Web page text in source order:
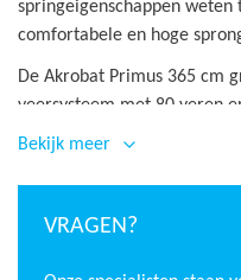
springeigenschappen weten
comfortabele en hoge
De Akrobat Primus 365 cm
veersysteem met 80 veren
heeft als resultaat een zeer
wordt er weinig weerstand
springdoek een zeer open
de Akrobat Primus 365 cm
Bekijk meer
VRAGEN?